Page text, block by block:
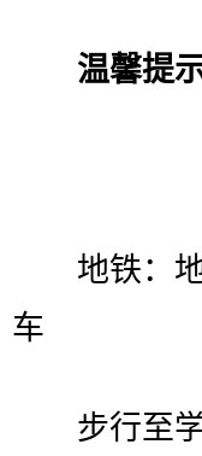
温馨提
地铁：地
车
步行至学